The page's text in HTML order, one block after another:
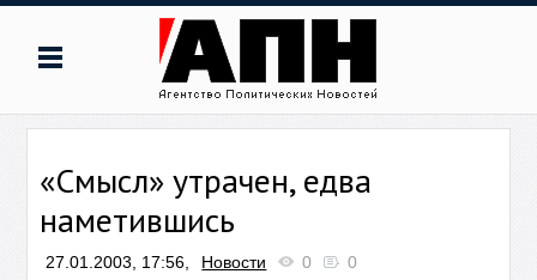
«Смысл» утрачен, едва
наметившись
27.01.2003, 17:56, Новости 0 0